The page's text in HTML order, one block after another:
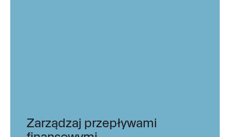
Zarządzaj przepływami